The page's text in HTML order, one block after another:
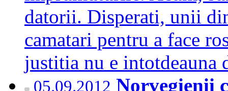
datorii. Disperati, unii
camatari pentru a face
justitia nu e
05.09.2012 Norvegienii